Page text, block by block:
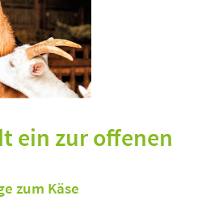
ein zur offenen
zum Käse